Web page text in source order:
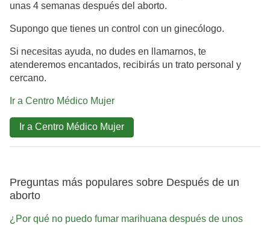
unas 4 semanas después del aborto.
Supongo que tienes un control con un ginecólogo.
Si necesitas ayuda, no dudes en llamarnos, te
atenderemos encantados, recibirás un trato personal y
cercano.
Ir a Centro Médico Mujer
Ir a Centro Médico Mujer
Preguntas más populares sobre Después de un
aborto
¿Por qué no puedo fumar marihuana después de unos